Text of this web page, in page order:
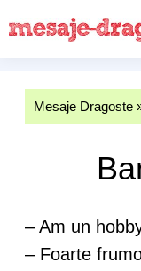
Mesaje Dragoste
– Am un
– Foarte